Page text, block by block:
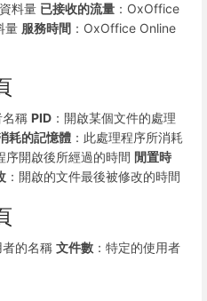
料量 已接收的流量 ：OxOffice
量 服務時間 ：OxOffice Online
名稱 PID ：開啟某個文件的處理
耗的記憶體 ：此處理程序所消耗
序開啟後所經過的時間 閒置時
：開啟的文件最後被修改的時間
者的名稱 文件數 ：特定的使用者